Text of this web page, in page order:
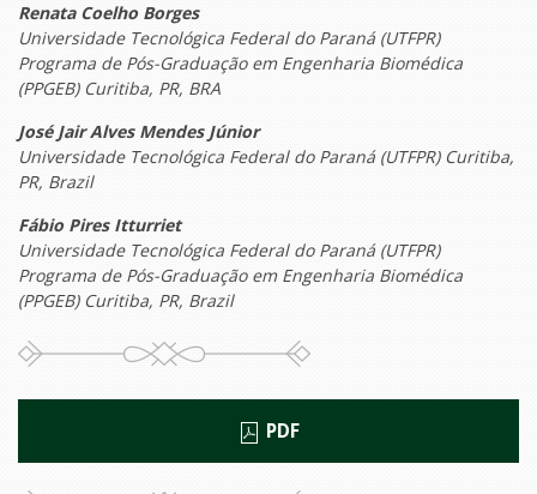
Renata Coelho Borges
Universidade Tecnológica Federal do Paraná (UTFPR)
Programa de Pós-Graduação em Engenharia Biomédica
(PPGEB) Curitiba, PR, BRA
José Jair Alves Mendes Júnior
Universidade Tecnológica Federal do Paraná (UTFPR) Curitiba,
PR, Brazil
Fábio Pires Itturriet
Universidade Tecnológica Federal do Paraná (UTFPR)
Programa de Pós-Graduação em Engenharia Biomédica
(PPGEB) Curitiba, PR, Brazil
PDF